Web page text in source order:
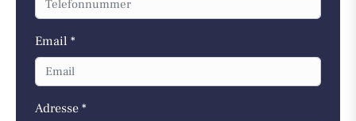
Email *
Adresse *